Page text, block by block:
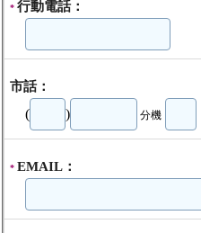
*行動電話：
市話：
( ) 分機
* EMAIL：